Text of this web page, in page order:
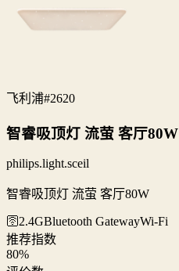
飞利浦#2620
智睿吸顶灯 流萤 客厅80W
philips.light.sceil
智睿吸顶灯 流萤 客厅80W
🛜2.4GBluetooth GatewayWi‑Fi
推荐指数
80%